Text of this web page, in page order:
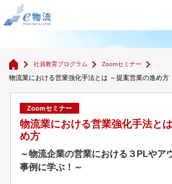
Zoomセミナー
社員教育プログラム Zoomセミナー
物流業における営業強化手法とは ～提案営業の進め方
Zoomセミナー
物流業における営業強化手法と
め方
～物流企業の営業における３PLやア
事例に学ぶ！～